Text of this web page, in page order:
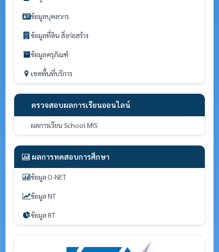
ข้อมูลบุคลากร
ข้อมูลที่ดิน สิ่งก่อสร้าง
ข้อมูลครุภัณฑ์
เขตพื้นที่บริการ
ตรวจสอบผลการเรียนออนไลน์
ผลการเรียน School MIS
ผลการทดสอบการศึกษา
ข้อมูล O-NET
ข้อมูล NT
ข้อมูล RT